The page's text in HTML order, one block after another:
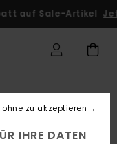
auf Sale-Artikel
IHRE DATEN
zu akzeptieren